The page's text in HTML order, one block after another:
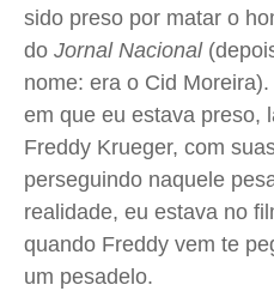
Saúde
Direitos
Economia
Cultura
Colunas
Caetano Roque
Saúde
Direitos
Economia
Cultura
Colunas
Caetano Roque
Saúde
Direitos
Economia
Cultura
Colunas
Caetano Roque
Saúde
Direitos
Economia
Cultura
Colunas
Caetano Roque
sido preso por matar o
do Jornal Nacional
nome: era o Cid
em que eu estava preso,
Freddy Krueger, com
perseguindo naquele
realidade, eu estava no
quando Freddy vem te
um pesadelo.